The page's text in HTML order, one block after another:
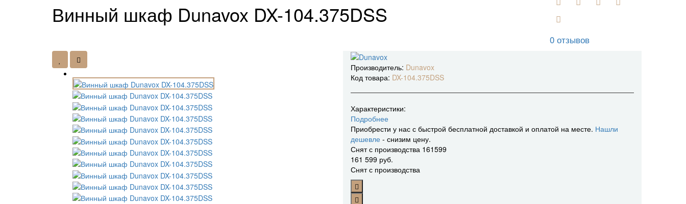
Винный шкаф Dunavox DX-104.375DSS
0 отзывов
Производитель: Dunavox
Код товара: DX-104.375DSS
Характеристики:
Подробнее
Приобрести у нас с быстрой бесплатной доставкой и оплатой на месте. Нашли
дешевле - снизим цену.
Снят с производства 161599
161 599 руб.
Снят с производства